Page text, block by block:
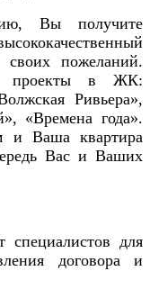
Вы получите
пожеланий.
проекты в ЖК:
Ривьера»,
«Времена года».
и Ваша квартира
Вас и Ваших
специалистов для
договора и